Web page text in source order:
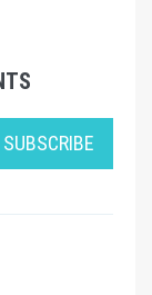
SUBSCRIBE